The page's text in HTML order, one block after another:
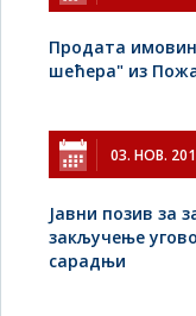
Продата
шећера" из
03. НОВ.
Јавни позив за
закључење
сарадњи